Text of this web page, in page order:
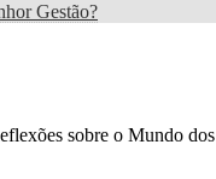
Gestão?
sobre o Mundo